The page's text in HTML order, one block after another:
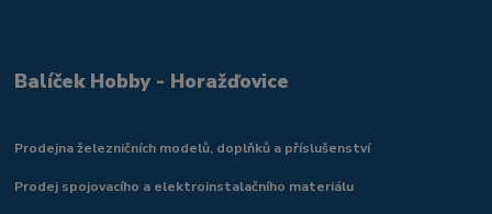
Balíček Hobby - Horažďovice
Prodejna železničních modelů, doplňků a příslušenství
Prodej spojovacího a elektroinstalačního materiálu